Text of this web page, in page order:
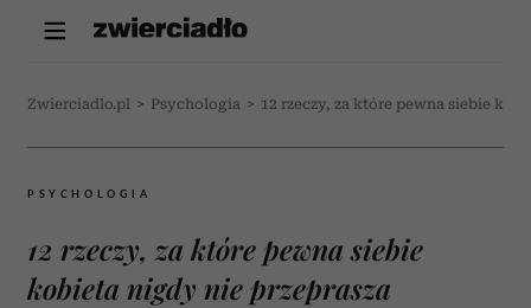
Zwierciadlo.pl > Psychologia > 12 rzeczy, za które pewna siebie
PSYCHOLOGIA
12 rzeczy, za które pewna siebie
kobieta nigdy nie przeprasza